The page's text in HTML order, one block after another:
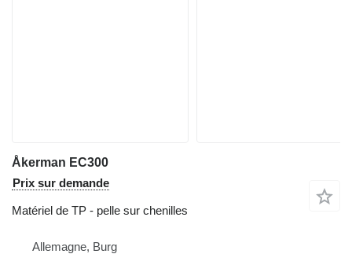
Åkerman EC300
Prix sur demande
Matériel de TP - pelle sur chenilles
Allemagne, Burg